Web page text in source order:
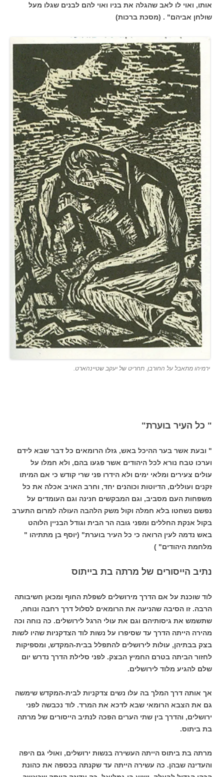
אותו, ואוי לו לאב שהגלה את בניו ואוי להם לבנים שגלו מעל
שולחן אביהם" . (מסכת ברכות)
ירמיהו מתאבל על החורבן. תחריט של יעקב שטיינהארט.
" כל העיר בוערת"
" ובעת אשר בער ההיכל באש, גזלו הרומאים כל דבר שבא לידם
וערכו טבח נורא לכל היהודים אשר פגעו בהם, ולא חמלו על
עולים צעירים ומלאי ימים ולא הידרו פני שרי קודש כי אם המיתו
זקנים ועוללים, הדיוטות וכוהנים יחד, וחרב האויב אכלה את כל
משפחות העם מסביב, וגם המבקשים חנינה וגם העומדים על
נפשם נשחטו בלא חמלה וקול משק הלהבה העולה למרום התערב
בקול אנקת החללים ומפני גובה הר הבית וגודל הבניין הלוהט
באש נדמה לעין הרואה כי כל העיר בוערת" (יוסף בן מתתיהו "
מלחמת היהודים" )
נתיב הייסורים של מרתה בת בייתוס
לוד שוכנת על אם הדרך מירושלים לשפלת החוף ומכאן חשיבותה
הרבה. זו הסיבה שהניעה את הרומאים לסלול דרך רחבה ונוחה,
שתשמש את גיסותיהם וגם את עולי הרגל לירושלים. כה נוחה וכה
מהירה הייתה הדרך עד שסיפרו על נשות לוד הצדקניות שהיו לשות
בצק בבתיהן, עולות לירושלים להתפלל בבית-המקדש, ומספיקות
לחזור הביתה בטרם החמיץ הבצק. לפני סלילת הדרך נדרש יום
שלם להגיע מלוד לירושלים.
אך אותה דרך המלך בה עלו נשים צדקניות לבית-המקדש שימשה
גם את הצבא הרומאי שבא לדכא את המרד. לוד נכבשה לפני
ירושלים, והדרך בין שתי הערים הפכה לנתיב הייסורים של מרתה
בת ביתוס.
מרתה בת ביתוס הייתה העשירה בנשות ירושלים, ואולי גם היפה
והעדינה שבהן. כה עשירה הייתה עד שקנתה בכספה את כהונת